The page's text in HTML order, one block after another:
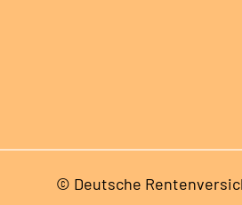
© Deutsche